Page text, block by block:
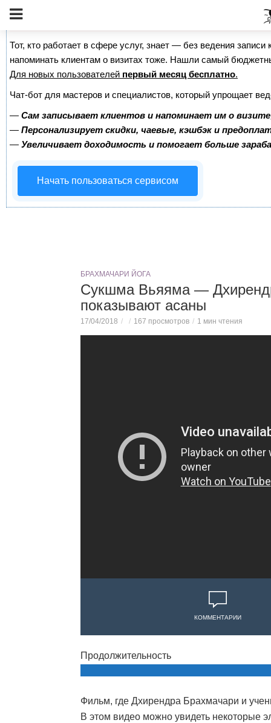
Сервис онлайн-записи на собственном Telegram-
Тот, кто работает в сфере услуг, знает — без ведения
напоминать клиентам о визитах тоже. Нашли самый
Для новых пользователей первый месяц бесплатно.
Чат-бот для мастеров и специалистов, который упрощает
— Сам записывает клиентов и напоминает им о
— Персонализирует скидки, чаевые, кэшбэк и
— Увеличивает доходимость и помогает больше
Начать пользоваться сервисом
БРАХМАЧАРИ ЙОГА
Сукшма Вьяяма —
показывают асаны
17/04/2018 167 просмотров 1 мин чтения
КОММЕНТАРИИ
Продолжительность
Фильм, где Дхирендра Брахмачари и
В этом видео можно увидеть некоторые